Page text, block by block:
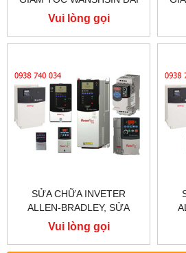
LOAN 1.5KW 1500W 2HP AC
BA PHA 220 V / 380V
Vui lòng gọi
SỬA CHỮA INVETER
ALLEN-BRADLEY, SỬA
CHỮA ALLEN-BRADLEY
POWER FLEX 755
Vui lòng gọi